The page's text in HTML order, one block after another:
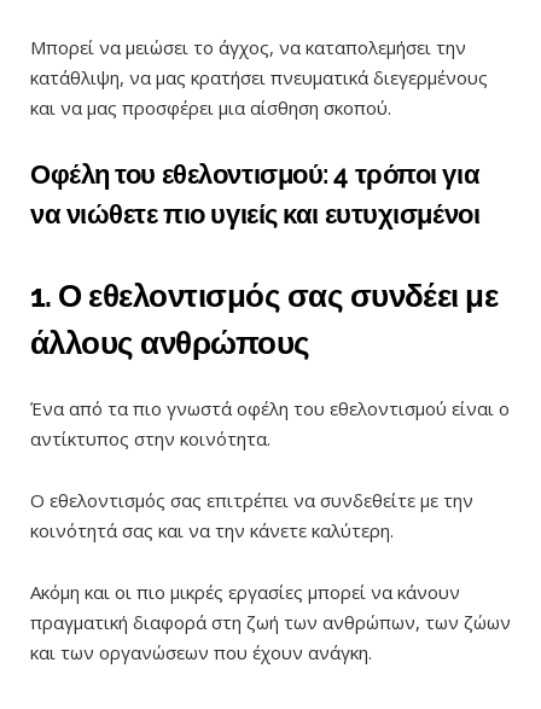
Μπορεί να μειώσει το άγχος, να καταπολεμήσει την
κατάθλιψη, να μας κρατήσει πνευματικά διεγερμένους
και να μας προσφέρει μια αίσθηση σκοπού.
Οφέλη του εθελοντισμού: 4 τρόποι για
να νιώθετε πιο υγιείς και ευτυχισμένοι
1. Ο εθελοντισμός σας συνδέει με
άλλους ανθρώπους
Ένα από τα πιο γνωστά οφέλη του εθελοντισμού είναι ο
αντίκτυπος στην κοινότητα.
Ο εθελοντισμός σας επιτρέπει να συνδεθείτε με την
κοινότητά σας και να την κάνετε καλύτερη.
Ακόμη και οι πιο μικρές εργασίες μπορεί να κάνουν
πραγματική διαφορά στη ζωή των ανθρώπων, των ζώων
και των οργανώσεων που έχουν ανάγκη.